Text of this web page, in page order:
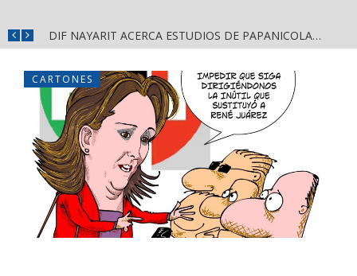
DIF NAYARIT ACERCA ESTUDIOS DE PAPANICOLAOU A LAS MUJERES
CARTONES